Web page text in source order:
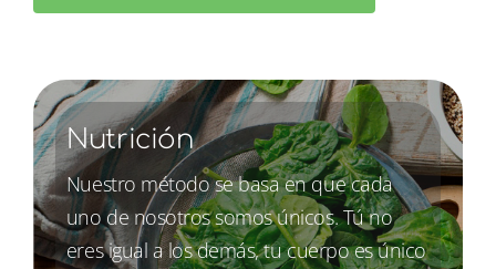
Nutrición
Nuestro método se basa en que cada
uno de nosotros somos únicos. Tú no
eres igual a los demás, tu cuerpo es único